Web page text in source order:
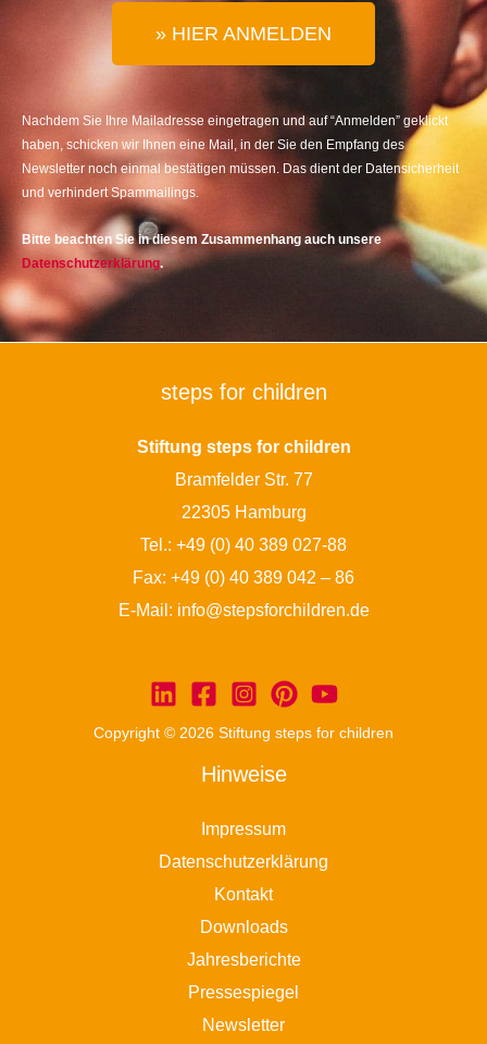
» HIER ANMELDEN
Nachdem Sie Ihre Mailadresse eingetragen und auf “Anmelden” geklickt
haben, schicken wir Ihnen eine Mail, in der Sie den Empfang des
Newsletter noch einmal bestätigen müssen. Das dient der Datensicherheit
und verhindert Spammailings.
Bitte beachten Sie in diesem Zusammenhang auch unsere
Datenschutzerklärung.
steps for children
Stiftung steps for children
Bramfelder Str. 77
22305 Hamburg
Tel.: +49 (0) 40 389 027-88
Fax: +49 (0) 40 389 042 – 86
E-Mail: info@stepsforchildren.de
Copyright © 2026 Stiftung steps for children
Hinweise
Impressum
Datenschutzerklärung
Kontakt
Downloads
Jahresberichte
Pressespiegel
Newsletter